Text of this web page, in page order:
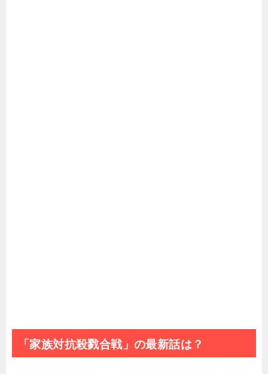
「家族対抗殺戮合戦」の最新話は？